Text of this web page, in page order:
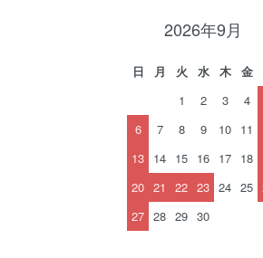
2026年9月
日 月 火 水 木 金
1
2 3 4
6
7 8 9 10 11
13 14 15 16 17 18
20 21 22 23 24 25
27 28 29 30